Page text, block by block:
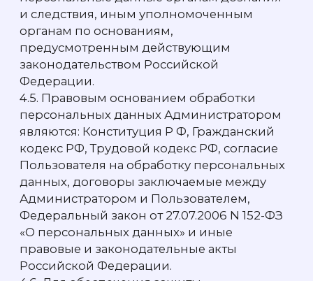
www.eqwa.ru/privacy, если только более
длительный срок не является
необходимым в соответствии
с действующем законодательством
Российской Федерации.
6.4. Администратор вправе не удалять
хранения в соответствии с действующим
законодательством Российской
Федерации.
7. ЗАКЛЮЧИТЕЛЬНЫЕ ПОЛОЖЕНИЯ
7.1. Согласие действует в течении
неограниченного времени. Пользователь
вправе отозвать настоящее согласие
на обработку персональных данных,
письменно уведомив об этом
Администратора info@eqwa.ru.
ПОЛИТИКА ИСПОЛЬЗОВАНИЯ COOKIES